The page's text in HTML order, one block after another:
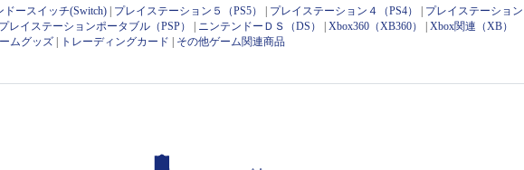
ドースイッチ(Switch) プレイステーション５（PS5） プレイステーション４（PS4）
プレイステーション
プレイステーションポータブル（PSP） ニンテンドーＤＳ（DS） |Xbox360（XB360） |Xbox関連（XB）
ムグッズ トレーディングカード その他ゲーム関連商品